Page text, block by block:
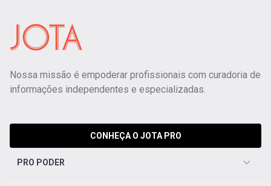
Nossa missão é empoderar profissionais com curadoria de
informações independentes e especializadas.
CONHEÇA O JOTA PRO
PRO PODER